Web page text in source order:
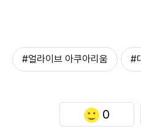
#얼라이브 아쿠아리움 #
0